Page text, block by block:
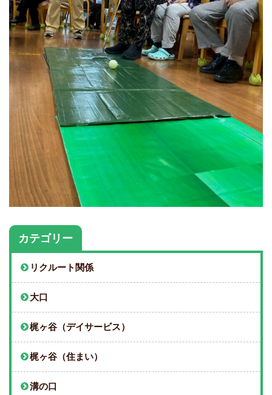
カテゴリー
リクルート関係
大口
梶ヶ谷（デイサービス）
梶ヶ谷（住まい）
溝の口